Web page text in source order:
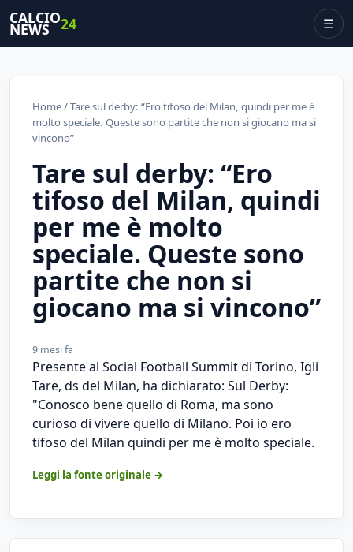
CALCIO
NEWS 24 ☰
Home/ Tare sul derby: “Ero tifoso del Milan, quindi per me è
molto speciale. Queste sono partite che non si giocano ma si
vincono”
Tare sul derby: “Ero
tifoso del Milan, quindi
per me è molto
speciale. Queste sono
partite che non si
giocano ma si vincono”
9 mesi fa
Presente al Social Football Summit di Torino, Igli
Tare, ds del Milan, ha dichiarato: Sul Derby:
"Conosco bene quello di Roma, ma sono
curioso di vivere quello di Milano. Poi io ero
tifoso del Milan quindi per me è molto speciale.
Leggi la fonte originale →